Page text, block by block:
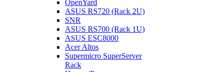
OpenYard
ASUS RS720 (Rack 2U)
SNR
ASUS RS700 (Rack 1U)
ASUS ESC8000
Acer Altos
Supermicro SuperServer
Rack